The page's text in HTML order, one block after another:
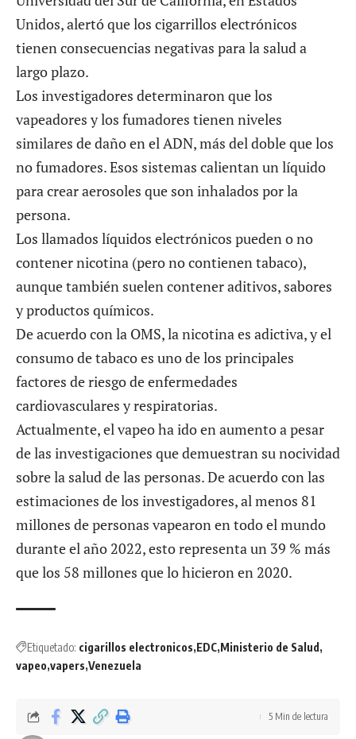
Unidos, alertó que los cigarrillos electrónicos
tienen consecuencias negativas para la salud a
largo plazo.
Los investigadores determinaron que los
vapeadores y los fumadores tienen niveles
similares de daño en el ADN, más del doble que los
no fumadores. Esos sistemas calientan un líquido
para crear aerosoles que son inhalados por la
persona.
Los llamados líquidos electrónicos pueden o no
contener nicotina (pero no contienen tabaco),
aunque también suelen contener aditivos, sabores
y productos químicos.
De acuerdo con la OMS, la nicotina es adictiva, y el
consumo de tabaco es uno de los principales
factores de riesgo de enfermedades
cardiovasculares y respiratorias.
Actualmente, el vapeo ha ido en aumento a pesar
de las investigaciones que demuestran su nocividad
sobre la salud de las personas. De acuerdo con las
estimaciones de los investigadores, al menos 81
millones de personas vapearon en todo el mundo
durante el año 2022, esto representa un 39 % más
que los 58 millones que lo hicieron en 2020.
Etiquetado: cigarillos electronicos EDC Ministerio de Salud
vapeo vapers Venezuela
5 Min de lectura